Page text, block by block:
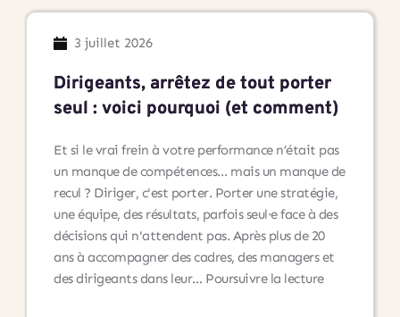
lieu
l’accompagnement
professionnel
et
développement
3 juillet 2026
Dirigeants, arrêtez de tout porter
seul : voici pourquoi (et comment)
Et si le vrai frein à votre performance n’était pas
un manque de compétences… mais un manque de
recul ? Diriger, c'est porter. Porter une stratégie,
une équipe, des résultats, parfois seul·e face à des
décisions qui n'attendent pas. Après plus de 20
ans à accompagner des cadres, des managers et
des dirigeants dans leur… Poursuivre la lectureDirigeants,